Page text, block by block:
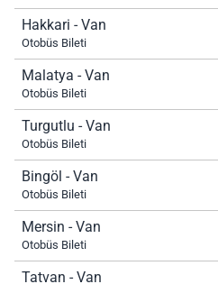
Hakkari - Van
Otobüs Bileti
Malatya - Van
Otobüs Bileti
Turgutlu - Van
Otobüs Bileti
Bingöl - Van
Otobüs Bileti
Mersin - Van
Otobüs Bileti
Tatvan - Van